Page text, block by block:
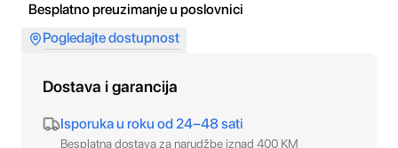
Besplatno preuzimanje u poslovnici
Pogledajte dostupnost
Dostava i garancija
Isporuka u roku od 24–48 sati
Besplatna dostava za narudžbe iznad 400 KM